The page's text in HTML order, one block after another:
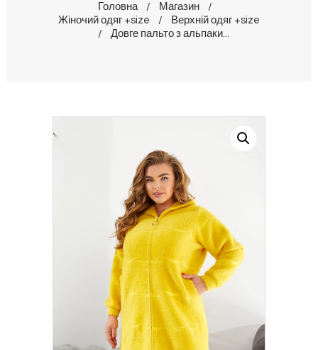
Головна
Магазин
Жіночий одяг +size
Верхній одяг +size
Довге пальто з альпаки...
КОНТАКТИ
КАБІНЕТ